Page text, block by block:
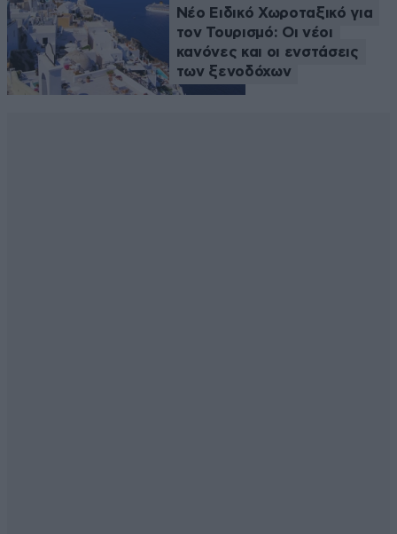
Νέο Ειδικό Χωροταξικό για
τον Τουρισμό: Οι νέοι
κανόνες και οι ενστάσεις
των ξενοδόχων